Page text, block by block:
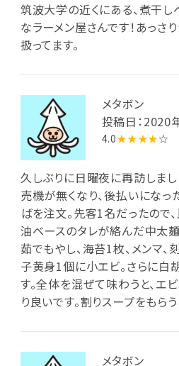
筑波大学の近くにある、煮干
なラーメン屋さんです！あっさ
扱ってます。
メタボン
投稿日：2020
4.0★★★★☆
久しぶりに日曜夜に再訪しま
売機が無くなり、後払いになっ
ばを注文。先客1名だったので
油ベースのタレが絡んだ中太
茹でもやし、海苔1枚、メンマ、
子黄身1個に小エビ。さらに白
す。全体を混ぜて味わうと、エ
り良いです。割りスープをもら
メタボン